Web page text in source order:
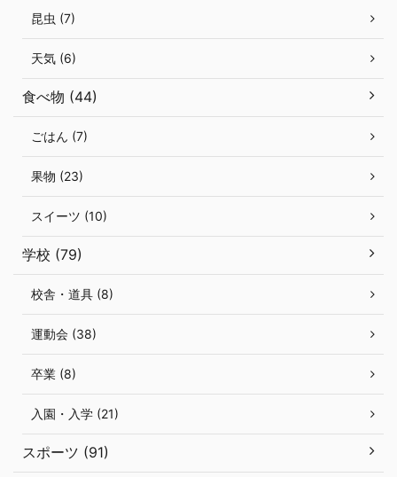
昆虫 (7)
天気 (6)
食べ物 (44)
ごはん (7)
果物 (23)
スイーツ (10)
学校 (79)
校舎・道具 (8)
運動会 (38)
卒業 (8)
入園・入学 (21)
スポーツ (91)